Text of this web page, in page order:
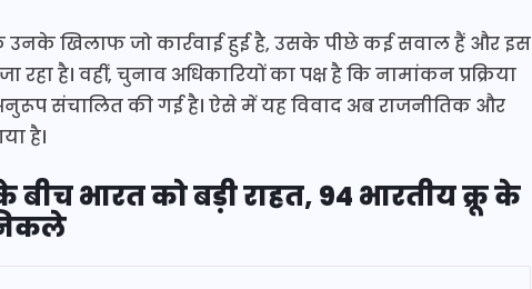
उनके खिलाफ जो कार्रवाई हुई है, उसके पीछे कई सवाल हैं और इस
है। वहीं, चुनाव अधिकारियों का पक्ष है कि नामांकन प्रक्रिया
संचालित की गई है। ऐसे में यह विवाद अब राजनीतिक और
है।
भारत को बड़ी राहत, 94 भारतीय क्रू के